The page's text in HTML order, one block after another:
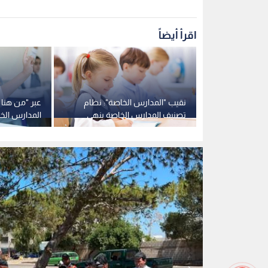
حملة "سهل أنظف"
0
0